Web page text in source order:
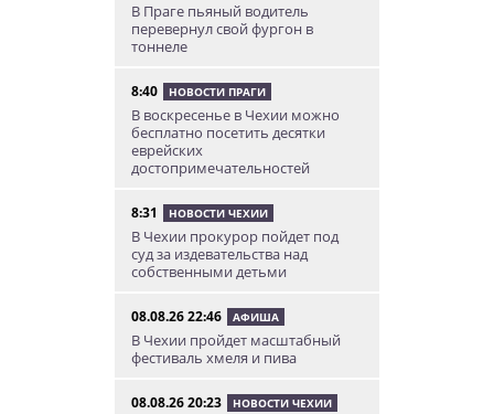
В Праге пьяный водитель
перевернул свой фургон в
тоннеле
8:40 НОВОСТИ ПРАГИ
В воскресенье в Чехии можно
бесплатно посетить десятки
еврейских
достопримечательностей
8:31 НОВОСТИ ЧЕХИИ
В Чехии прокурор пойдет под
суд за издевательства над
собственными детьми
08.08.26 22:46 АФИША
В Чехии пройдет масштабный
фестиваль хмеля и пива
08.08.26 20:23 НОВОСТИ ЧЕХИИ